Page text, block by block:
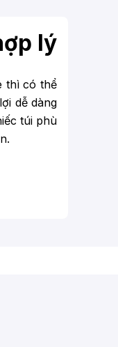
lý
thì có thể
dễ dàng
túi phù
điều